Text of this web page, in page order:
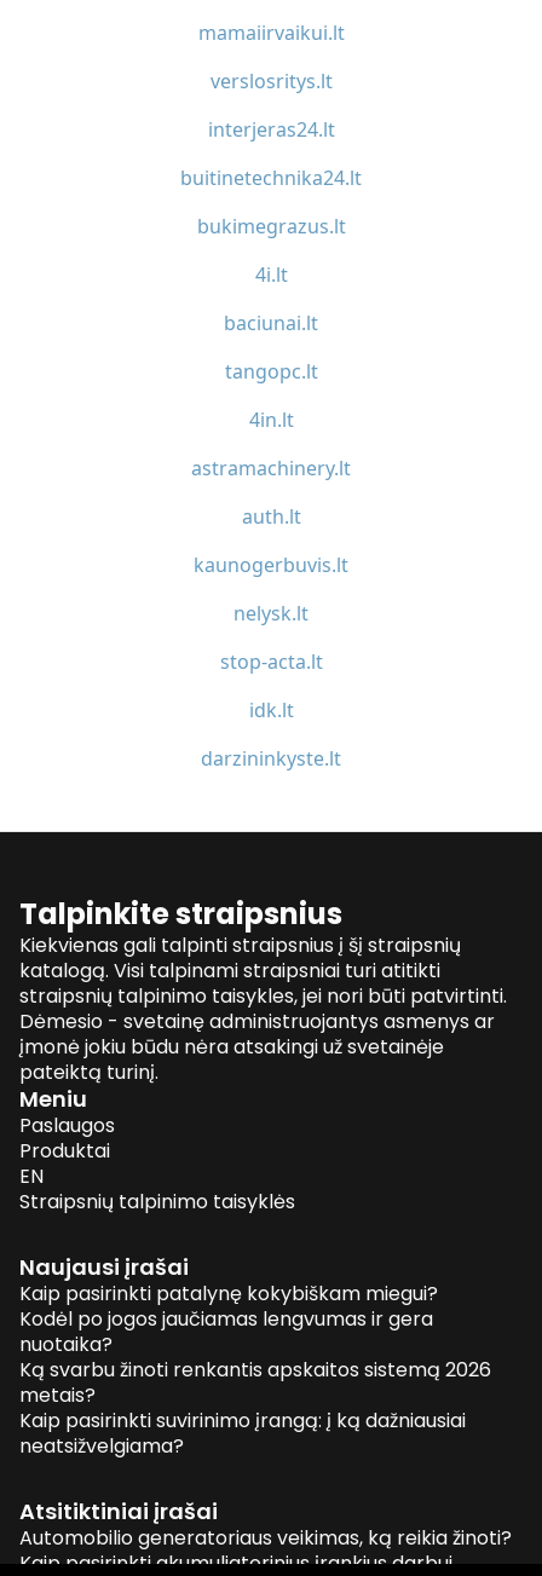
mamaiirvaikui.lt
verslosritys.lt
interjeras24.lt
buitinetechnika24.lt
bukimegrazus.lt
4i.lt
baciunai.lt
tangopc.lt
4in.lt
astramachinery.lt
auth.lt
kaunogerbuvis.lt
nelysk.lt
stop-acta.lt
idk.lt
darzininkyste.lt
Talpinkite straipsnius
Kiekvienas gali talpinti straipsnius į šį straipsnių
katalogą. Visi talpinami straipsniai turi atitikti
straipsnių talpinimo taisykles, jei nori būti patvirtinti.
Dėmesio - svetainę administruojantys asmenys ar
įmonė jokiu būdu nėra atsakingi už svetainėje
pateiktą turinį.
Meniu
Paslaugos
Produktai
EN
Straipsnių talpinimo taisyklės
Naujausi įrašai
Kaip pasirinkti patalynę kokybiškam miegui?
Kodėl po jogos jaučiamas lengvumas ir gera
nuotaika?
Ką svarbu žinoti renkantis apskaitos sistemą 2026
metais?
Kaip pasirinkti suvirinimo įrangą: į ką dažniausiai
neatsižvelgiama?
Atsitiktiniai įrašai
Automobilio generatoriaus veikimas, ką reikia žinoti?
Kaip pasirinkti akumuliatorinius įrankius darbui